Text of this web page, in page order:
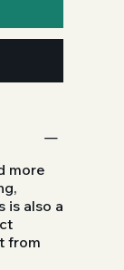
more
is also a
from